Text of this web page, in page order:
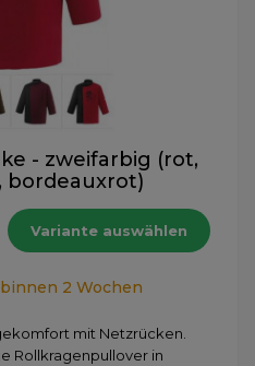
- zweifarbig (rot,
bordeauxrot)
Variante auswählen
2 Wochen
mit Netzrücken.
Rollkragenpullover in